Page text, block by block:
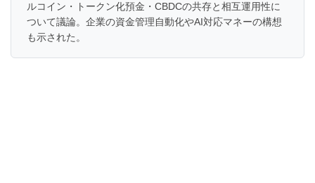
ルコイン・トークン化預金・CBDCの共存と相互運用性に
ついて議論。企業の資金管理自動化やAI対応マネーの構想
も示された。